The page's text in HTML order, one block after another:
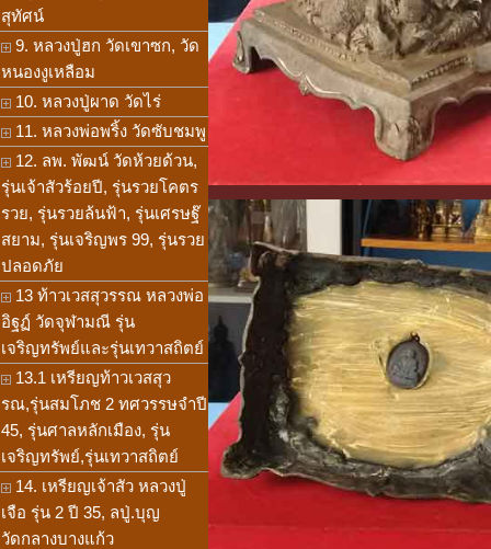
สุทัศน์
9. หลวงปู่ฮก วัดเขาซก, วัด
หนองงูเหลือม
10. หลวงปู่ผาด วัดไร่
11. หลวงพ่อพริ้ง วัดซับชมพู
12. ลพ. พัฒน์ วัดห้วยด้วน,
รุ่นเจ้าสัวร้อยปี, รุ่นรวยโคตร
รวย, รุ่นรวยล้นฟ้า, รุ่นเศรษฐ๊
สยาม, รุ่นเจริญพร 99, รุ่นรวย
ปลอดภัย
13 ท้าวเวสสุวรรณ หลวงพ่อ
อิฐฏ์ วัดจุฬามณี รุ่น
เจริญทรัพย์และรุ่นเทวาสถิตย์
13.1 เหรียญท้าวเวสสุว
รณ,รุ่นสมโภช 2 ทศวรรษจำปี
45, รุ่นศาลหลักเมือง, รุ่น
เจริญทรัพย์,รุ่นเทวาสถิตย์
14. เหรียญเจ้าสัว หลวงปู่
เจือ รุ่น 2 ปี 35, ลปู่.บุญ
วัดกลางบางแก้ว